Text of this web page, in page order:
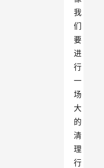
我
们
要
进
行
一
场
大
的
清
理
行